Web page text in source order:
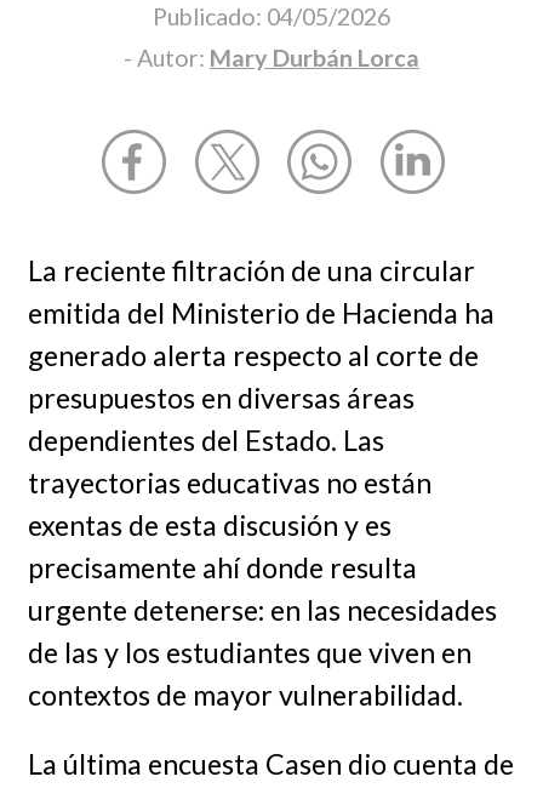
Publicado: 04/05/2026
- Autor: Mary Durbán Lorca
La reciente filtración de una circular
emitida del Ministerio de Hacienda ha
generado alerta respecto al corte de
presupuestos en diversas áreas
dependientes del Estado. Las
trayectorias educativas no están
exentas de esta discusión y es
precisamente ahí donde resulta
urgente detenerse: en las necesidades
de las y los estudiantes que viven en
contextos de mayor vulnerabilidad.
La última encuesta Casen dio cuenta de